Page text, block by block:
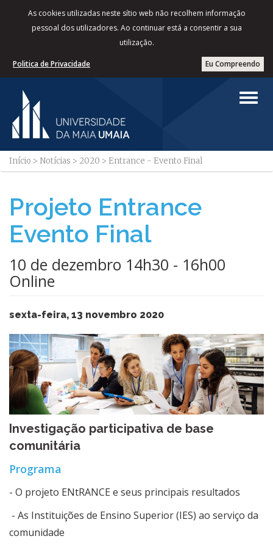
As cookies utilizadas neste sítio web não recolhem informação
pessoal dos utilizadores. Ao continuar está a consentir a sua
utilização.
Eu Compreendo
Politica de Privacidade
Início > Notícias > 2020 > Entrance - Evento Final
Projeto Entrance
Evento Final
10 de dezembro 14h30 - 16h00
Online
sexta-feira, 13 novembro 2020
​Investigação participativa de base
comunitária
Programa
- O projeto ENtRANCE e seus principais resultados
- As Instituições de Ensino Superior (IES) ao serviço da
comunidade